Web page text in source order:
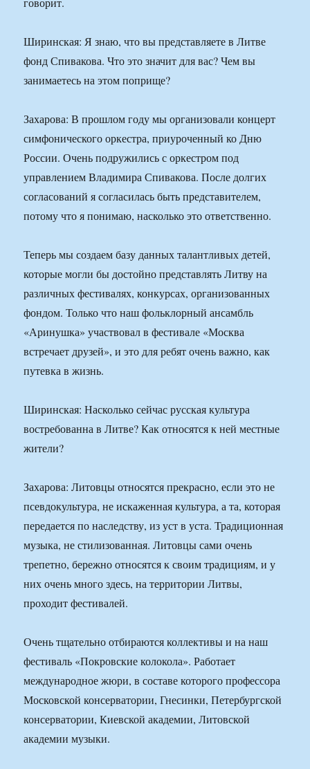
Ширинская: Я знаю, что вы представляете в Литве
фонд Спивакова. Что это значит для вас? Чем вы
занимаетесь на этом поприще?
Захарова: В прошлом году мы организовали концерт
симфонического оркестра, приуроченный ко Дню
России. Очень подружились с оркестром под
управлением Владимира Спивакова. После долгих
согласований я согласилась быть представителем,
потому что я понимаю, насколько это ответственно.
Теперь мы создаем базу данных талантливых детей,
которые могли бы достойно представлять Литву на
различных фестивалях, конкурсах, организованных
фондом. Только что наш фольклорный ансамбль
«Аринушка» участвовал в фестивале «Москва
встречает друзей», и это для ребят очень важно, как
путевка в жизнь.
Ширинская: Насколько сейчас русская культура
востребованна в Литве? Как относятся к ней местные
жители?
Захарова: Литовцы относятся прекрасно, если это не
псевдокультура, не искаженная культура, а та, которая
передается по наследству, из уст в уста. Традиционная
музыка, не стилизованная. Литовцы сами очень
трепетно, бережно относятся к своим традициям, и у
них очень много здесь, на территории Литвы,
проходит фестивалей.
Очень тщательно отбираются коллективы и на наш
фестиваль «Покровские колокола». Работает
международное жюри, в составе которого профессора
Московской консерватории, Гнесинки, Петербургской
консерватории, Киевской академии, Литовской
академии музыки.